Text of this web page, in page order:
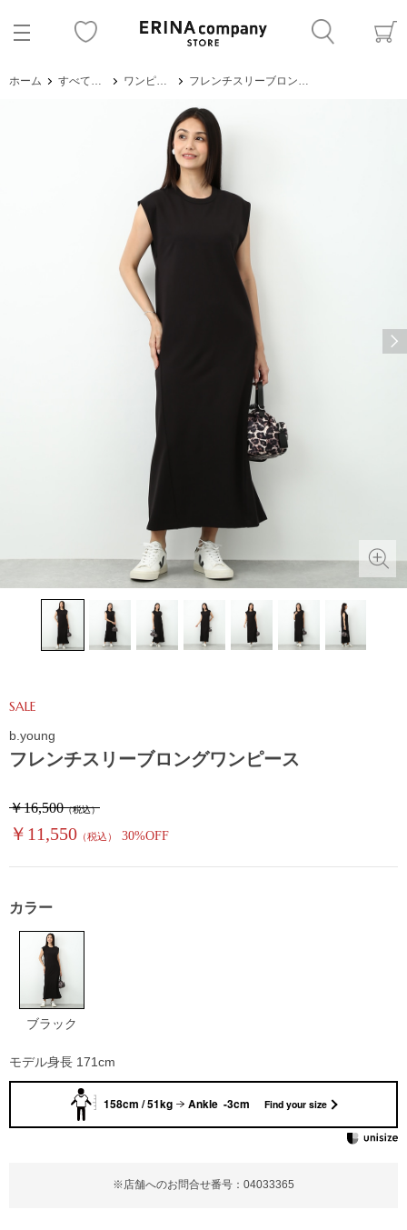
ホーム すべてのアイテム ワンピース・サロペット フレンチスリーブロングワンピース
フレンチスリーブロングワンピース
SALE
￥16,500（税込）
￥11,550 （税込） 30%OFF
※店舗へのお問合せ番号：04033365
b.young
カラー
ブラック
モデル身長 171cm
158cm / 51kg Ankle -3cm Find your size